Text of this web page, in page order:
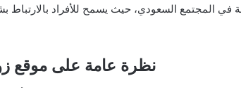
في المجتمع السعودي، حيث يسمح للأفراد بالارتباط
نظرة عامة على موقع